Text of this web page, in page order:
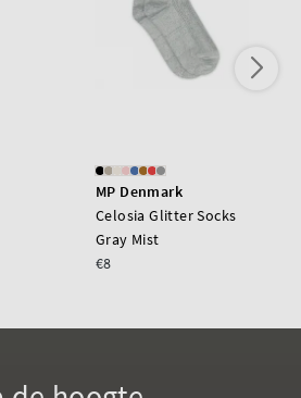
MP Denmark
Celosia Glitter Socks
Gray Mist
€8